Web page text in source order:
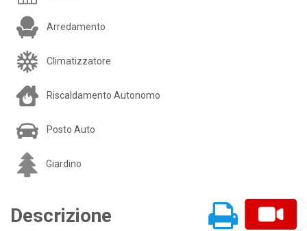
Arredamento
Climatizzatore
Riscaldamento Autonomo
Posto Auto
Giardino
Descrizione